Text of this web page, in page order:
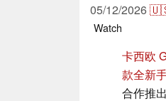
05/12/2026
Watch
卡西欧
款全新
合作推